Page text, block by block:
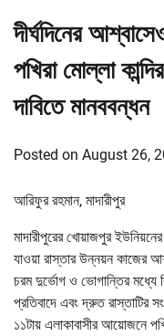
দীর্ঘদিনের
পখিরা মোল্লা
দাবিতে মানববন্ধন
Posted on August 26,
আরিফুর রহমান, মাদারীপুর
মাদারীপুরের খোয়াজপুর
যাওয়া রাস্তার উন্নয়ন কাজের
চরম দুর্ভোগ ও ভোগান্তির মধ্যে
প্রতিবাদে এবং দ্রুত রাস্তাটির
১১টায় এলাকাবাসীর আয়োজনে